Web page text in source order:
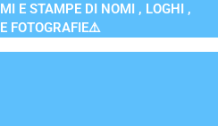
E STAMPE DI NOMI , LOGHI ,
FOTOGRAFIE⚠️